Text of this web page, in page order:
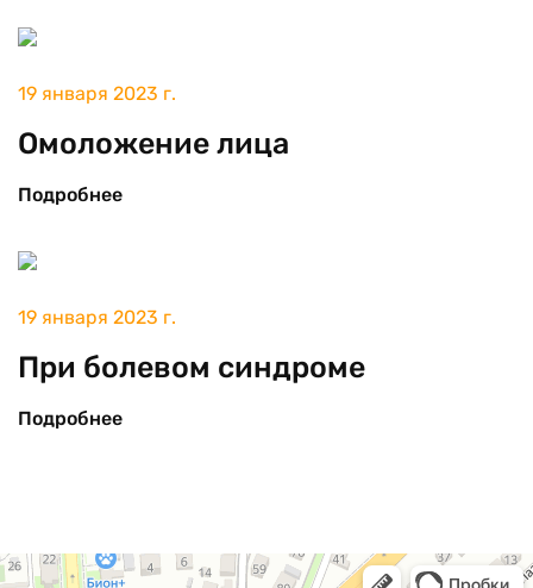
19 января 2023 г.
Омоложение лица
Подробнее
19 января 2023 г.
При болевом синдроме
Подробнее